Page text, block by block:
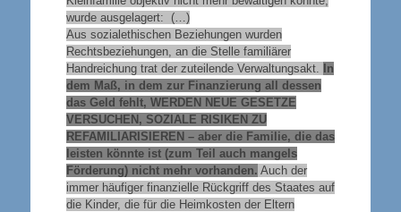
wurde ausgelagert: (…)
Aus sozialethischen Beziehungen wurden
Rechtsbeziehungen, an die Stelle familiärer
Handreichung trat der zuteilende Verwaltungsakt. In
dem Maß, in dem zur Finanzierung all dessen
das Geld fehlt, WERDEN NEUE GESETZE
VERSUCHEN, SOZIALE RISIKEN ZU
REFAMILIARISIEREN – aber die Familie, die das
leisten könnte ist (zum Teil auch mangels
Förderung) nicht mehr vorhanden. Auch der
immer häufiger finanzielle Rückgriff des Staates auf
die Kinder, die für die Heimkosten der Eltern